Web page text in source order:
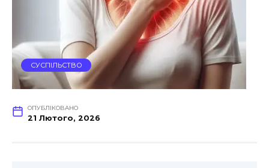
СУСПІЛЬСТВО
ОПУБЛІКОВАНО
21 Лютого, 2026